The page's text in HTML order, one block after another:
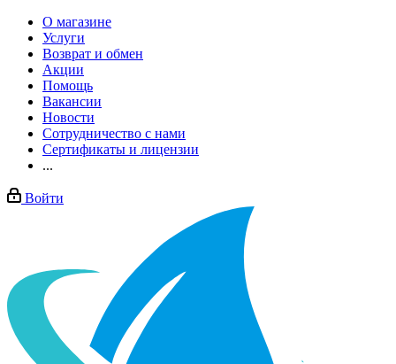
О магазине
Услуги
Возврат и обмен
Акции
Помощь
Вакансии
Новости
Сотрудничество с нами
Сертификаты и лицензии
...
Войти